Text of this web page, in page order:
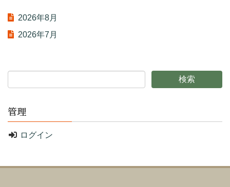
2026年8月
2026年7月
管理
ログイン